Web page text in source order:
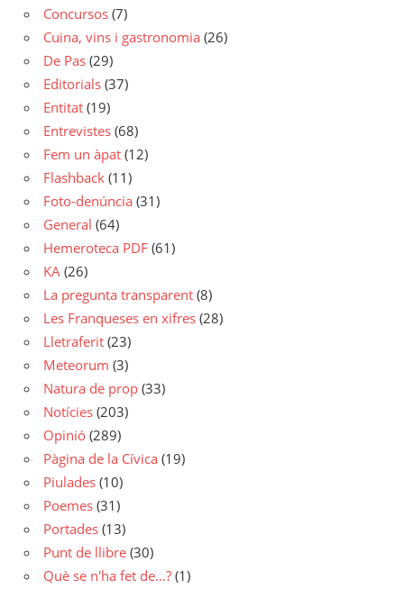
Concursos (7)
Cuina, vins i gastronomia (26)
De Pas (29)
Editorials (37)
Entitat (19)
Entrevistes (68)
Fem un àpat (12)
Flashback (11)
Foto-denúncia (31)
General (64)
Hemeroteca PDF (61)
KA (26)
La pregunta transparent (8)
Les Franqueses en xifres (28)
Lletraferit (23)
Meteorum (3)
Natura de prop (33)
Notícies (203)
Opinió (289)
Pàgina de la Cívica (19)
Piulades (10)
Poemes (31)
Portades (13)
Punt de llibre (30)
Què se n'ha fet de…? (1)